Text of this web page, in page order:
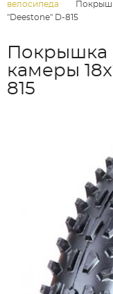
велосипеда
"Deestone" D-815
Покрышка
камеры
815